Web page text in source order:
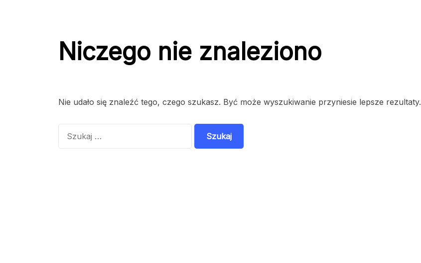
Niczego nie znaleziono
Nie udało się znaleźć tego, czego szukasz. Być może wyszukiwanie przyniesie lepsze rezultaty.